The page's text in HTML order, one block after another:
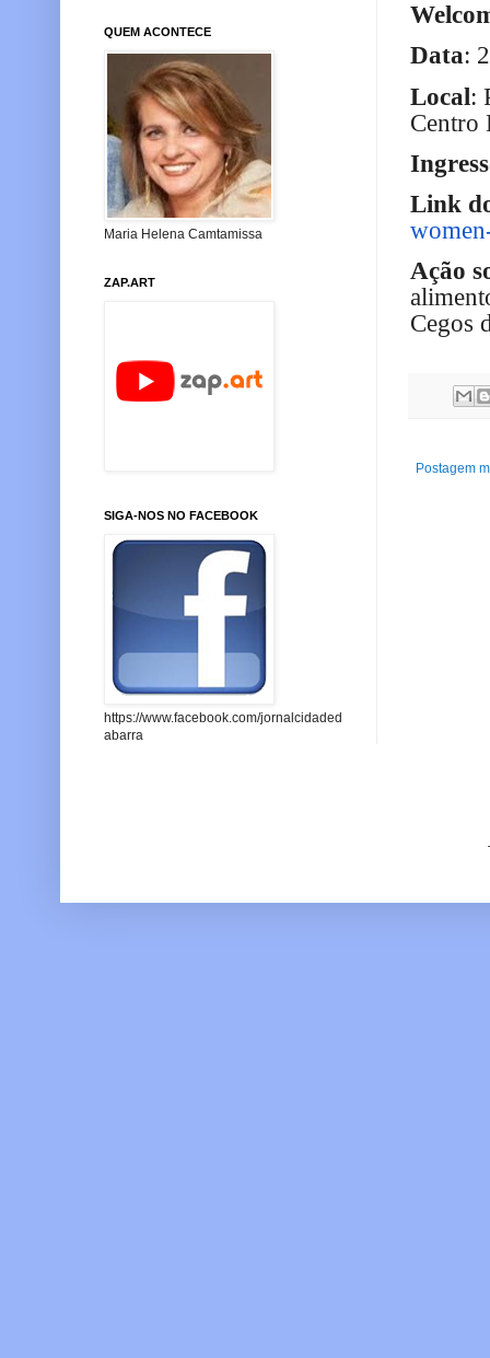
Data:
Local:
Centro
Link
Ação
Cegos
Postagem
QUEM ACONTECE
Maria Helena Camtamissa
ZAP.ART
SIGA-NOS NO FACEBOOK
https://www.facebook.com/jornalcidaded
abarra